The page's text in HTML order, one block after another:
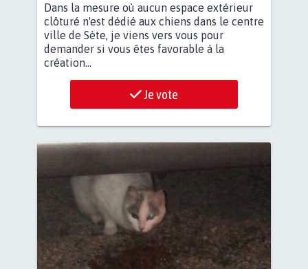
Dans la mesure où aucun espace extérieur
clôturé n'est dédié aux chiens dans le centre
ville de Sète, je viens vers vous pour
demander si vous êtes favorable à la
création...
Je vote